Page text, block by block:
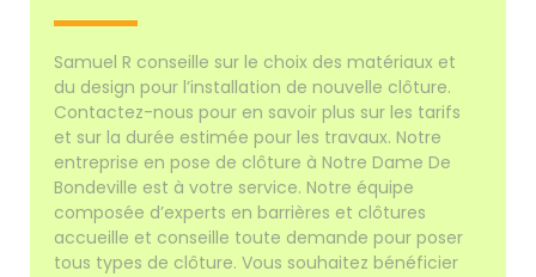
Samuel R conseille sur le choix des matériaux et
du design pour l’installation de nouvelle clôture.
Contactez-nous pour en savoir plus sur les tarifs
et sur la durée estimée pour les travaux. Notre
entreprise en pose de clôture à Notre Dame De
Bondeville est à votre service. Notre équipe
composée d’experts en barrières et clôtures
accueille et conseille toute demande pour poser
tous types de clôture. Vous souhaitez bénéficier